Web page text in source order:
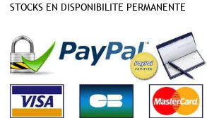
STOCKS EN DISPONIBILITE PERMANENTE